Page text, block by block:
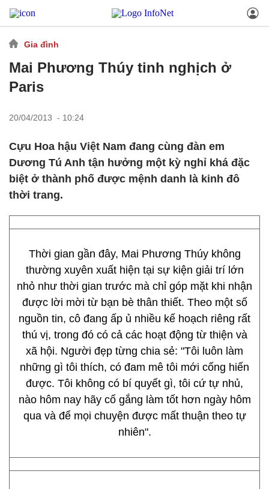
Gia đình
Mai Phương Thúy tinh nghịch ở
Paris
20/04/2013 - 10:24
Cựu Hoa hậu Việt Nam đang cùng đàn em
Dương Tú Anh tận hưởng một kỳ nghỉ khá đặc
biệt ở thành phố được mệnh danh là kinh đô
thời trang.
Thời gian gần đây, Mai Phương Thúy không
thường xuyên xuất hiện tại sự kiện giải trí lớn
nhỏ như thời gian trước mà chỉ góp mặt khi nhận
được lời mời từ bạn bè thân thiết. Theo một số
nguồn tin, cô đang ấp ủ nhiều kế hoạch riêng rất
thú vị, trong đó có cả các hoạt động từ thiện và
xã hội. Người đẹp từng chia sẻ: "Tôi luôn làm
những gì tôi thích, có đam mê tôi mới cống hiến
được. Tôi không có bí quyết gì, tôi cứ tự nhủ,
nào hôm nay hãy cố gắng làm tốt hơn ngày hôm
qua và để mọi chuyện được mất thuận theo tự
nhiên".